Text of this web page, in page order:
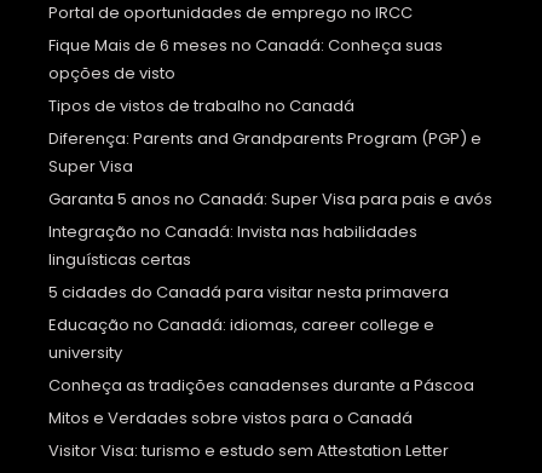
Portal de oportunidades de emprego no IRCC
Fique Mais de 6 meses no Canadá: Conheça suas
opções de visto
Tipos de vistos de trabalho no Canadá
Diferença: Parents and Grandparents Program (PGP) e
Super Visa
Garanta 5 anos no Canadá: Super Visa para pais e avós
Integração no Canadá: Invista nas habilidades
linguísticas certas
5 cidades do Canadá para visitar nesta primavera
Educação no Canadá: idiomas, career college e
university
Conheça as tradições canadenses durante a Páscoa
Mitos e Verdades sobre vistos para o Canadá
Visitor Visa: turismo e estudo sem Attestation Letter